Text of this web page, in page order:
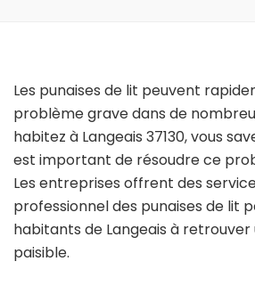
Les punaises de lit peuvent
problème grave dans de
habitez à Langeais 37130, vous
est important de résoudre ce
Les entreprises offrent des
professionnel des punaises de lit
habitants de Langeais à retrouver
paisible.